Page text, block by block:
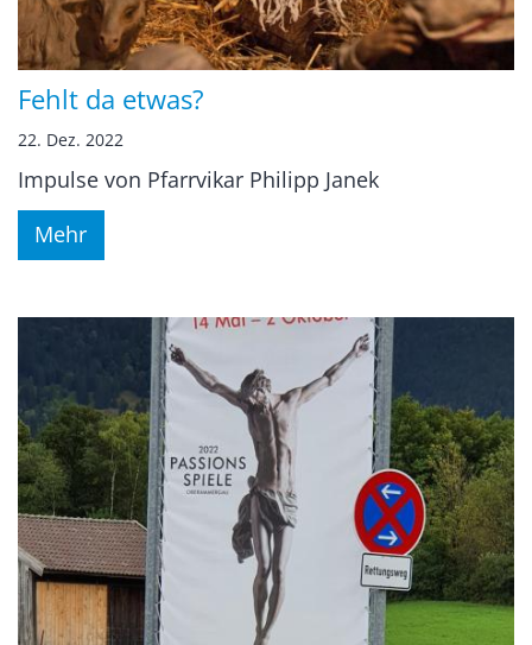
Fehlt da etwas?
22. Dez. 2022
Impulse von Pfarrvikar Philipp Janek
Mehr